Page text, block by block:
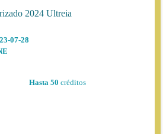
2024 Ultreia
07-28
Hasta 50 créditos